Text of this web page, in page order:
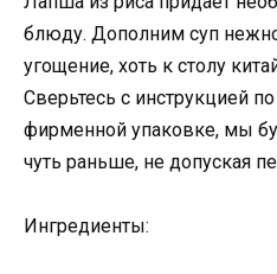
блюду. Дополним суп
угощение, хоть к столу
Сверьтесь с инструкцией
фирменной упаковке, мы
чуть раньше, не допуская
Ингредиенты: